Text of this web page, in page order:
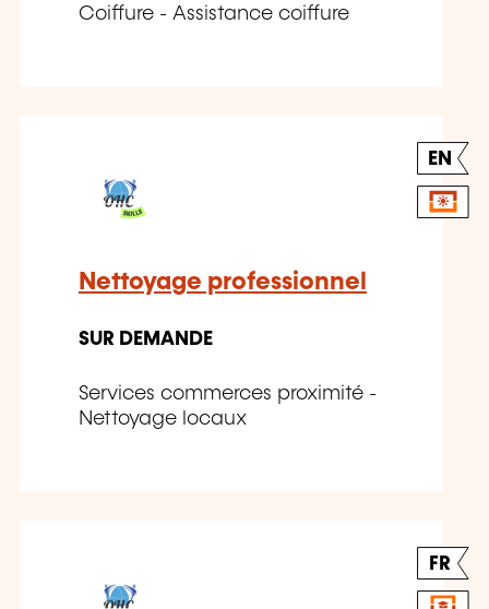
Coiffure - Assistance coiffure
EN
Nettoyage professionnel
SUR DEMANDE
Services commerces proximité -
Nettoyage locaux
FR